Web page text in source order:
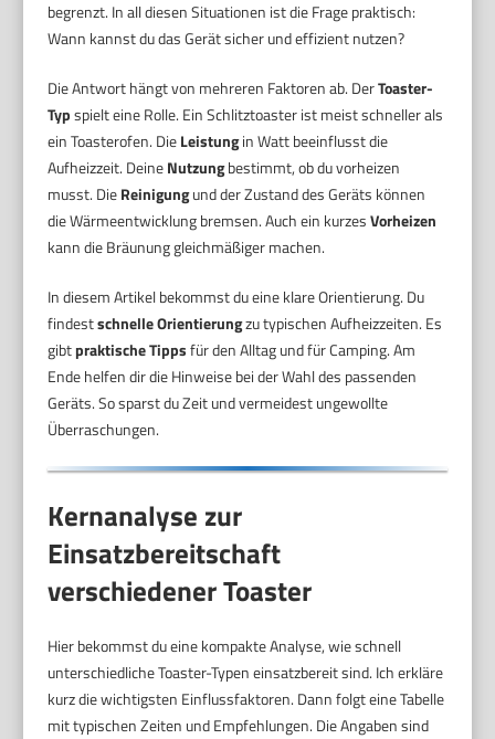
begrenzt. In all diesen Situationen ist die Frage praktisch:
Wann kannst du das Gerät sicher und effizient nutzen?
Die Antwort hängt von mehreren Faktoren ab. DerToaster-
Typspielt eine Rolle. Ein Schlitztoaster ist meist schneller als
ein Toasterofen. DieLeistungin Watt beeinflusst die
Aufheizzeit. DeineNutzungbestimmt, ob du vorheizen
musst. DieReinigungund der Zustand des Geräts können
die Wärmeentwicklung bremsen. Auch ein kurzesVorheizen
kann die Bräunung gleichmäßiger machen.
In diesem Artikel bekommst du eine klare Orientierung. Du
findestschnelle Orientierungzu typischen Aufheizzeiten. Es
gibtpraktische Tippsfür den Alltag und für Camping. Am
Ende helfen dir die Hinweise bei der Wahl des passenden
Geräts. So sparst du Zeit und vermeidest ungewollte
Überraschungen.
Kernanalyse zur
Einsatzbereitschaft
verschiedener Toaster
Hier bekommst du eine kompakte Analyse, wie schnell
unterschiedliche Toaster-Typen einsatzbereit sind. Ich erkläre
kurz die wichtigsten Einflussfaktoren. Dann folgt eine Tabelle
mit typischen Zeiten und Empfehlungen. Die Angaben sind